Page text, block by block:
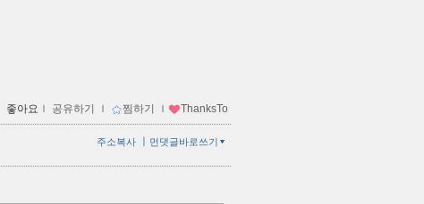
좋아요 ｌ 공유하기 ｌ 찜하기 ｌ ThanksTo
먼댓글바로쓰기
주소복사